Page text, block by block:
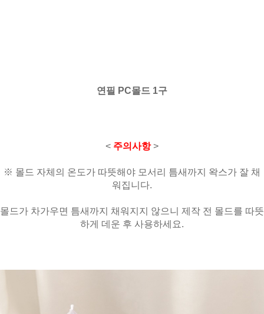
연필 PC몰드 1구
< 주의사항>
※ 몰드 자체의 온도가 따뜻해야 모서리 틈새까지 왁스가 잘 채
워집니다.
몰드가 차가우면 틈새까지 채워지지 않으니 제작 전 몰드를 따뜻
하게 데운 후 사용하세요.